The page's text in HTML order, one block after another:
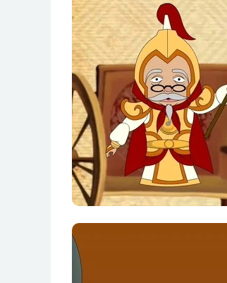
第14集 秦昭邯郸之战
第15集 李靖速战吐谷浑
第16集 黄巢兵败陈州城
第17集 后唐灭后梁之战
第18集 牧野之战
第19集 弦高犒师退秦军
第20集 墨子救宋国
第21集 郑庄公图谋中原
第22集 烛之武哭秦师
第23集 张仪使楚
第24集 鲁仲连一信取聊城
第25集 韩信计取赵国燕国